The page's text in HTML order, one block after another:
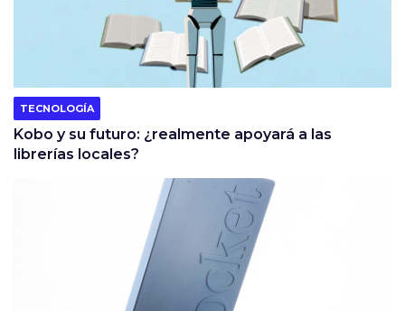
TECNOLOGÍA
Kobo y su futuro: ¿realmente apoyará a las
librerías locales?